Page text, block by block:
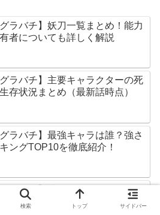
グラバチ】妖刀一覧まとめ！能力
者についても詳しく解説
グラバチ】主要キャラクターの死
存状況まとめ（最新話時点）
グラバチ】最強キャラは誰？強さ
ングTOP10を徹底紹介！
グラバチ】神奈備とは？メンバー
さ・目的について徹底紹介！
検索 トップ サイドバー